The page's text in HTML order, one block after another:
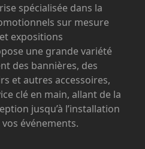
spécialisée dans la
sur mesure
expositions
une grande variété
des bannières, des
et autres accessoires,
clé en main, allant de la
jusqu’à l’installation
événements.